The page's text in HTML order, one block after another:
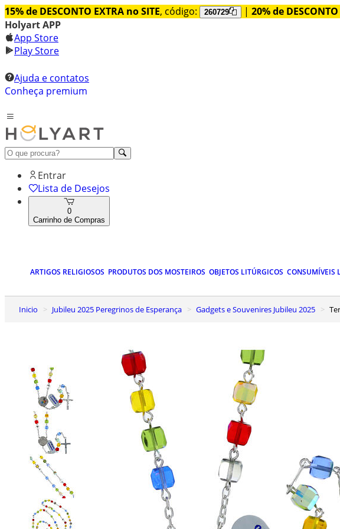
15% de DESCONTO EXTRA no SITE, código: 260729 | 20% de
Holyart APP
App Store
Play Store
Ajuda e contatos
Conheça premium
Entrar
Lista de Desejos
0
Carrinho de Compras
ARTIGOS RELIGIOSOS PRODUTOS DOS MOSTEIROS OBJETOS LITÚRGICOS CONSUMÍVEIS
Inicio Jubileu 2025 Peregrinos de Esperança Gadgets e Souvenires Jubileu 2025